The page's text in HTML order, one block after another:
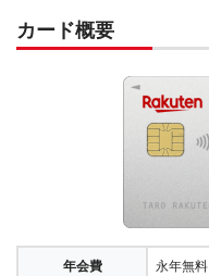
カード概要
年会費 永年無料